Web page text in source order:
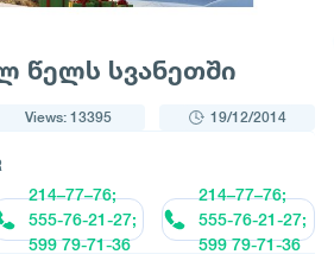
წელს სვანეთში
Views: 13395 19/12/2014
214–77–76;
555-76-21-27;
599 79-71-36
214–77–76;
555-76-21-27;
599 79-71-36